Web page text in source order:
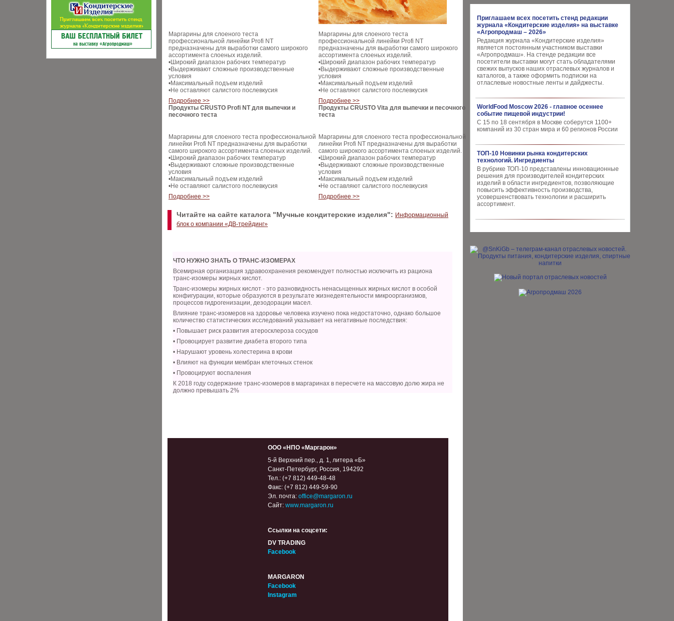
Приглашаем всех посетить стенд редакции
журнала «Кондитерские изделия» на выставке
«Агропродмаш – 2026»
Редакция журнала «Кондитерские изделия»
является постоянным участником выставки
«Агропродмаш». На стенде редакции все
посетители выставки могут стать обладателями
свежих выпусков наших отраслевых журналов и
каталогов, а также оформить подписки на
отласлевые новостные ленты и дайджесты.
WorldFood Moscow 2026 - главное осеннее
событие пищевой индустрии!
С 15 по 18 сентября в Москве соберутся 1100+
компаний из 30 стран мира и 60 регионов России
ТОП-10 Новинки рынка кондитерских
технологий. Ингредиенты
В рубрике ТОП-10 представлены инновационные
решения для производителей кондитерских
изделий в области ингредиентов, позволяющие
повысить эффективность производства,
усовершенствовать технологии и расширить
ассортимент.
Маргарины для слоеного теста
профессиональной линейки Profi NT
предназначены для выработки самого широкого
ассортимента слоеных изделий.
•Широкий диапазон рабочих температур
•Выдерживают сложные производственные
условия
•Максимальный подъем изделий
•Не оставляют салистого послевкусия
Подробнее >>
Маргарины для слоеного теста
профессиональной линейки Profi NT
предназначены для выработки самого широкого
ассортимента слоеных изделий.
•Широкий диапазон рабочих температур
•Выдерживают сложные производственные
условия
•Максимальный подъем изделий
•Не оставляют салистого послевкусия
Подробнее >>
Продукты CRUSTO Profi NT для выпечки и
песочного теста
Продукты CRUSTO Vita для выпечки и песочного
теста
Маргарины для слоеного теста профессиональной
линейки Profi NT предназначены для выработки
самого широкого ассортимента слоеных изделий.
•Широкий диапазон рабочих температур
•Выдерживают сложные производственные
условия
•Максимальный подъем изделий
•Не оставляют салистого послевкусия
Подробнее >>
Маргарины для слоеного теста профессиональной
линейки Profi NT предназначены для выработки
самого широкого ассортимента слоеных изделий.
•Широкий диапазон рабочих температур
•Выдерживают сложные производственные
условия
•Максимальный подъем изделий
•Не оставляют салистого послевкусия
Подробнее >>
Читайте на сайте каталога "Мучные кондитерские изделия": Информационный
блок о компании «ДВ-трейдинг»
ЧТО НУЖНО ЗНАТЬ О ТРАНС-ИЗОМЕРАХ
Всемирная организация здравоохранения рекомендует полностью исключить из рациона
транс-изомеры жирных кислот.
Транс-изомеры жирных кислот - это разновидность ненасыщенных жирных кислот в особой
конфигурации, которые образуются в результате жизнедеятельности микроорганизмов,
процессов гидрогенизации, дезодорации масел.
Влияние транс-изомеров на здоровье человека изучено пока недостаточно, однако большое
количество статистических исследований указывает на негативные последствия:
• Повышает риск развития атеросклероза сосудов
• Провоцирует развитие диабета второго типа
• Нарушают уровень холестерина в крови
• Влияют на функции мембран клеточных стенок
• Провоцируют воспаления
К 2018 году содержание транс-изомеров в маргаринах в пересчете на массовую долю жира не
должно превышать 2%
ООО «НПО «Маргарон»
5-й Верхний пер., д. 1, литера «Б»
Санкт-Петербург, Россия, 194292
Тел.: (+7 812) 449-48-48
Факс: (+7 812) 449-59-90
Эл. почта: office@margaron.ru
Сайт: www.margaron.ru
Ссылки на соцсети:
DV TRADING
Facebook
MARGARON
Facebook
Instagram